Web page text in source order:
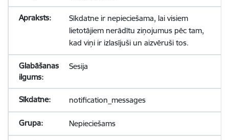
Sīkdatne ir nepieciešama, lai visiem
lietotājiem nerādītu ziņojumus pēc tam,
kad viņi ir izlasījuši un aizvēruši tos.
Sesija
notification_messages
Nepieciešams